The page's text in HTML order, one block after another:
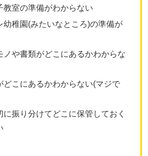
教室の準備がわからない
幼稚園(みたいなところ)の準備が
ノや書類がどこにあるかわからな
どこにあるかわからない(マジで
に振り分けてどこに保管しておく